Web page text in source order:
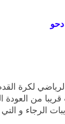
الرياضي لكرة
من العودة
الرجاء و